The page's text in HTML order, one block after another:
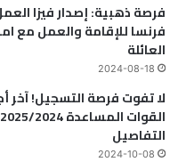
فرصة ذهبية: إصدار فيزا
فرنسا للإقامة والعمل مع
العائلة
2024-08-18
لا تفوت فرصة التسجيل! آخر
التفاصيل
2024-10-08